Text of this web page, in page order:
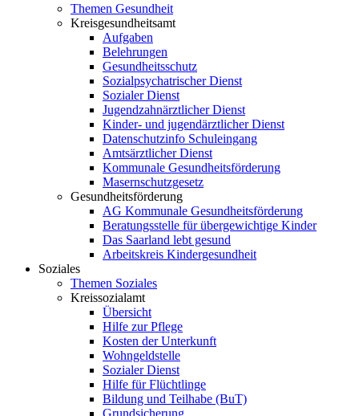
Themen Gesundheit
Kreisgesundheitsamt
Aufgaben
Belehrungen
Gesundheitsschutz
Sozialpsychatrischer Dienst
Sozialer Dienst
Jugendzahnärztlicher Dienst
Kinder- und jugendärztlicher Dienst
Datenschutzinfo Schuleingang
Amtsärztlicher Dienst
Kommunale Gesundheitsförderung
Masernschutzgesetz
Gesundheitsförderung
AG Kommunale Gesundheitsförderung
Beratungsstelle für übergewichtige Kinder
Das Saarland lebt gesund
Arbeitskreis Kindergesundheit
Soziales
Themen Soziales
Kreissozialamt
Übersicht
Hilfe zur Pflege
Kosten der Unterkunft
Wohngeldstelle
Sozialer Dienst
Hilfe für Flüchtlinge
Bildung und Teilhabe (BuT)
Grundsicherung